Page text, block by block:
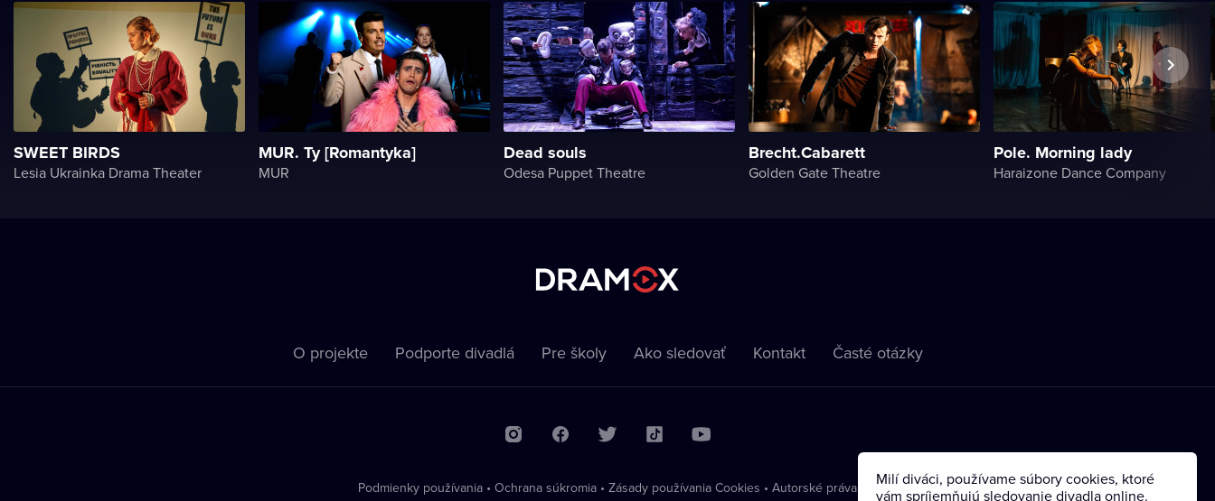
SWEET BIRDS
Lesia Ukrainka Drama Theater
MUR. Ty [Romantyka]
MUR
Dead souls
Odesa Puppet Theatre
Brecht.Cabarett
Golden Gate Theatre
Pole. Morning lady
Haraizone Dance Company
O projekte Podporte divadlá Pre školy Ako sledovať Kontakt Časté otázky
Podmienky používania • Ochrana súkromia • Zásady používania Cookies • Autorské práva
Milí diváci, používame súbory cookies, ktoré
vám spríjemňujú sledovanie divadla online.